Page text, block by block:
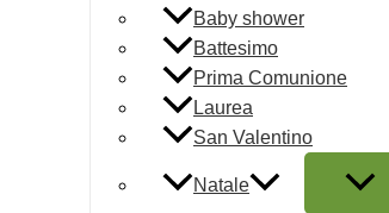
Baby shower
Battesimo
Prima Comunione
Laurea
San Valentino
Natale